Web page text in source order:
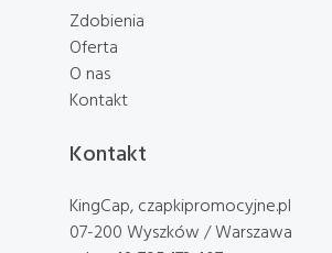
Zdobienia
Oferta
O nas
Kontakt
Kontakt
KingCap, czapkipromocyjne.pl
07-200 Wyszków / Warszawa